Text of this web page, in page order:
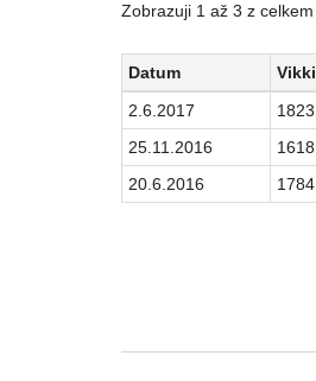
Zobrazuji 1 až 3 z
Datum
Datum
2.6.2017 1823
25.11.2016
1618
20.6.2016